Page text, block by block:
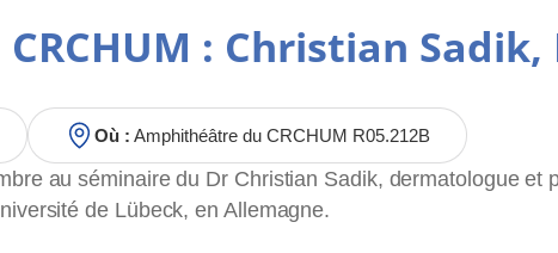
: Christian Sadik,
Où : Amphithéâtre du CRCHUM R05.212B
au séminaire du Dr Christian Sadik, dermatologue et
de Lübeck, en Allemagne.